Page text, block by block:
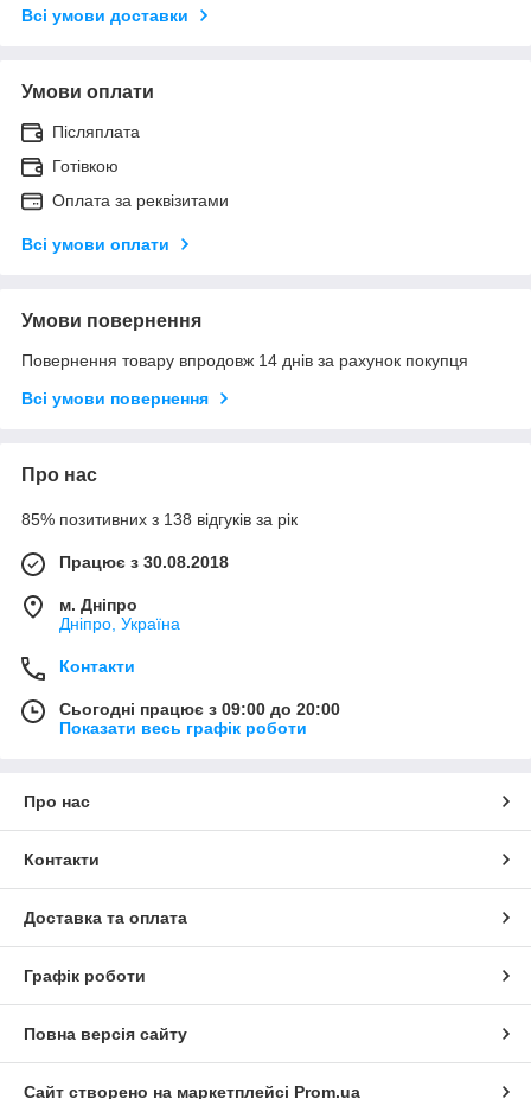
Всі умови доставки
Умови оплати
Післяплата
Готівкою
Оплата за реквізитами
Всі умови оплати
Умови повернення
Повернення товару впродовж 14 днів за рахунок покупця
Всі умови повернення
Про нас
85% позитивних з 138 відгуків за рік
Працює з 30.08.2018
м. Дніпро
Дніпро, Україна
Контакти
Сьогодні працює з 09:00 до 20:00
Показати весь графік роботи
Про нас
Контакти
Доставка та оплата
Графік роботи
Повна версія сайту
Сайт створено на маркетплейсі Prom.ua